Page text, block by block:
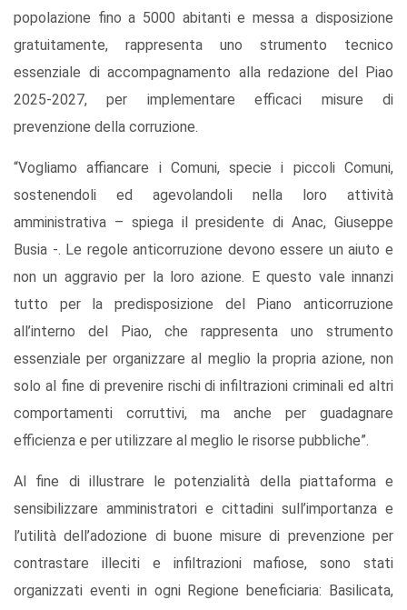
popolazione fino a 5000 abitanti e messa a disposizione
gratuitamente, rappresenta uno strumento tecnico
essenziale di accompagnamento alla redazione del Piao
2025-2027, per implementare efficaci misure di
prevenzione della corruzione.
“Vogliamo affiancare i Comuni, specie i piccoli Comuni,
sostenendoli ed agevolandoli nella loro attività
amministrativa – spiega il presidente di Anac, Giuseppe
Busia -. Le regole anticorruzione devono essere un aiuto e
non un aggravio per la loro azione. E questo vale innanzi
tutto per la predisposizione del Piano anticorruzione
all’interno del Piao, che rappresenta uno strumento
essenziale per organizzare al meglio la propria azione, non
solo al fine di prevenire rischi di infiltrazioni criminali ed altri
comportamenti corruttivi, ma anche per guadagnare
efficienza e per utilizzare al meglio le risorse pubbliche”.
Al fine di illustrare le potenzialità della piattaforma e
sensibilizzare amministratori e cittadini sull’importanza e
l’utilità dell’adozione di buone misure di prevenzione per
contrastare illeciti e infiltrazioni mafiose, sono stati
organizzati eventi in ogni Regione beneficiaria: Basilicata,